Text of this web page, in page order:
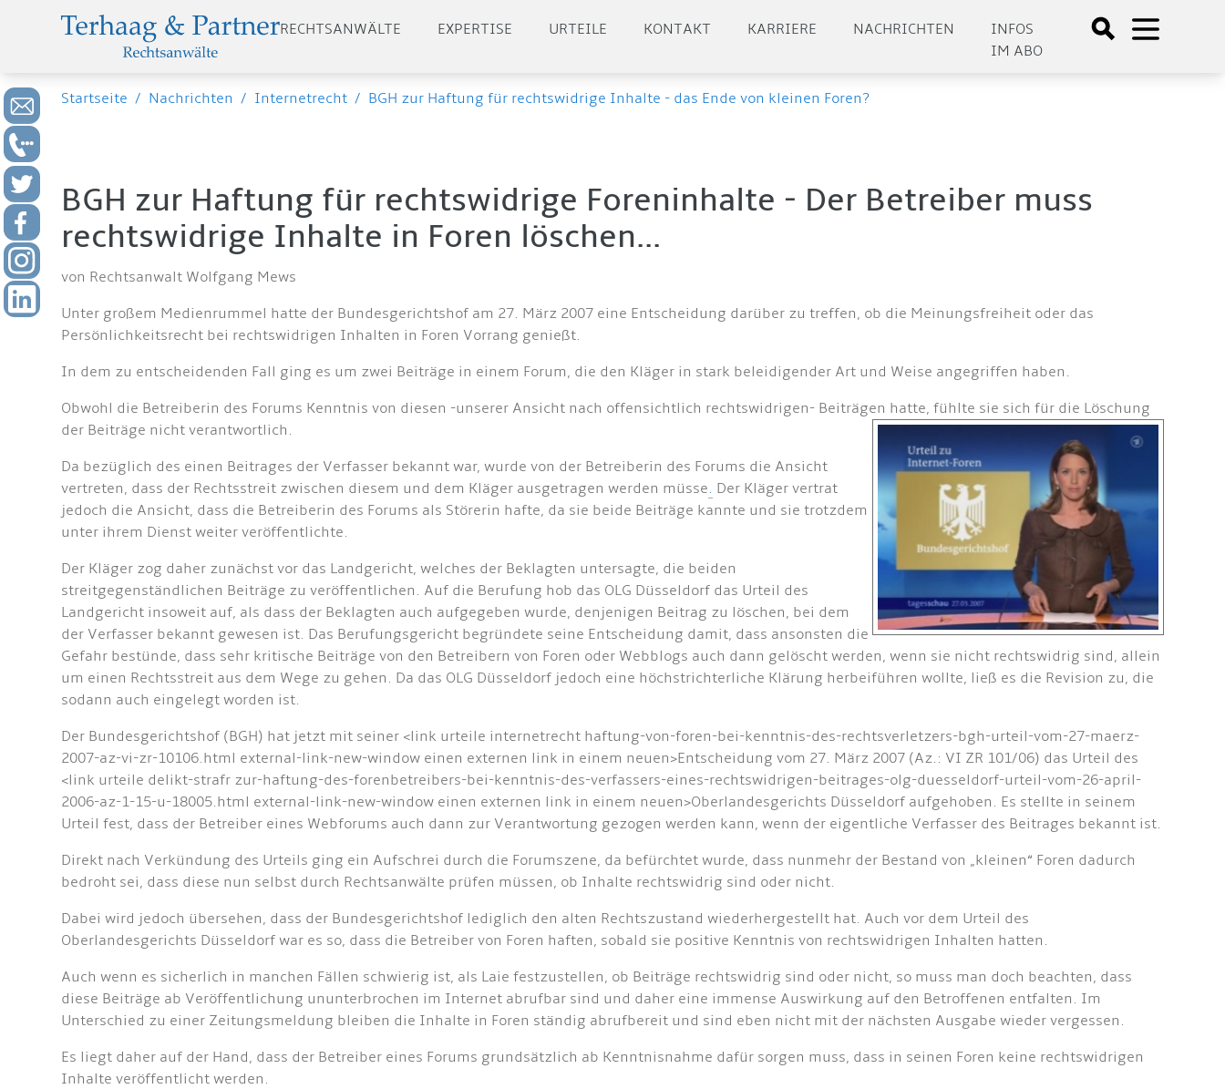
RECHTSANWÄLTE EXPERTISE URTEILE KONTAKT KARRIERE NACHRICHTEN
INFOS
IM ABO
Startseite / Nachrichten / Internetrecht / BGH zur Haftung für rechtswidrige Inhalte - das Ende von kleinen Foren?
BGH zur Haftung für rechtswidrige Foreninhalte - Der Betreiber muss
rechtswidrige Inhalte in Foren löschen...
von Rechtsanwalt Wolfgang Mews
Unter großem Medienrummel hatte der Bundesgerichtshof am 27. März 2007 eine Entscheidung darüber zu treffen, ob die Meinungsfreiheit oder das
Persönlichkeitsrecht bei rechtswidrigen Inhalten in Foren Vorrang genießt.
In dem zu entscheidenden Fall ging es um zwei Beiträge in einem Forum, die den Kläger in stark beleidigender Art und Weise angegriffen haben.
Obwohl die Betreiberin des Forums Kenntnis von diesen -unserer Ansicht nach offensichtlich rechtswidrigen- Beiträgen hatte, fühlte sie sich für die Löschung
der Beiträge nicht verantwortlich.
Da bezüglich des einen Beitrages der Verfasser bekannt war, wurde von der Betreiberin des Forums die Ansicht
vertreten, dass der Rechtsstreit zwischen diesem und dem Kläger ausgetragen werden müsse. Der Kläger vertrat
jedoch die Ansicht, dass die Betreiberin des Forums als Störerin hafte, da sie beide Beiträge kannte und sie trotzdem
unter ihrem Dienst weiter veröffentlichte.
Der Kläger zog daher zunächst vor das Landgericht, welches der Beklagten untersagte, die beiden
streitgegenständlichen Beiträge zu veröffentlichen. Auf die Berufung hob das OLG Düsseldorf das Urteil des
Landgericht insoweit auf, als dass der Beklagten auch aufgegeben wurde, denjenigen Beitrag zu löschen, bei dem
der Verfasser bekannt gewesen ist. Das Berufungsgericht begründete seine Entscheidung damit, dass ansonsten die
Gefahr bestünde, dass sehr kritische Beiträge von den Betreibern von Foren oder Webblogs auch dann gelöscht werden, wenn sie nicht rechtswidrig sind, allein
um einen Rechtsstreit aus dem Wege zu gehen. Da das OLG Düsseldorf jedoch eine höchstrichterliche Klärung herbeiführen wollte, ließ es die Revision zu, die
sodann auch eingelegt worden ist.
Der Bundesgerichtshof (BGH) hat jetzt mit seiner <link urteile internetrecht haftung-von-foren-bei-kenntnis-des-rechtsverletzers-bgh-urteil-vom-27-maerz-
2007-az-vi-zr-10106.html external-link-new-window einen externen link in einem neuen>Entscheidung vom 27. März 2007 (Az.: VI ZR 101/06) das Urteil des
<link urteile delikt-strafr zur-haftung-des-forenbetreibers-bei-kenntnis-des-verfassers-eines-rechtswidrigen-beitrages-olg-duesseldorf-urteil-vom-26-april-
2006-az-1-15-u-18005.html external-link-new-window einen externen link in einem neuen>Oberlandesgerichts Düsseldorf aufgehoben. Es stellte in seinem
Urteil fest, dass der Betreiber eines Webforums auch dann zur Verantwortung gezogen werden kann, wenn der eigentliche Verfasser des Beitrages bekannt ist.
Direkt nach Verkündung des Urteils ging ein Aufschrei durch die Forumszene, da befürchtet wurde, dass nunmehr der Bestand von „kleinen“ Foren dadurch
bedroht sei, dass diese nun selbst durch Rechtsanwälte prüfen müssen, ob Inhalte rechtswidrig sind oder nicht.
Dabei wird jedoch übersehen, dass der Bundesgerichtshof lediglich den alten Rechtszustand wiederhergestellt hat. Auch vor dem Urteil des
Oberlandesgerichts Düsseldorf war es so, dass die Betreiber von Foren haften, sobald sie positive Kenntnis von rechtswidrigen Inhalten hatten.
Auch wenn es sicherlich in manchen Fällen schwierig ist, als Laie festzustellen, ob Beiträge rechtswidrig sind oder nicht, so muss man doch beachten, dass
diese Beiträge ab Veröffentlichung ununterbrochen im Internet abrufbar sind und daher eine immense Auswirkung auf den Betroffenen entfalten. Im
Unterschied zu einer Zeitungsmeldung bleiben die Inhalte in Foren ständig abrufbereit und sind eben nicht mit der nächsten Ausgabe wieder vergessen.
Es liegt daher auf der Hand, dass der Betreiber eines Forums grundsätzlich ab Kenntnisnahme dafür sorgen muss, dass in seinen Foren keine rechtswidrigen
Inhalte veröffentlicht werden.